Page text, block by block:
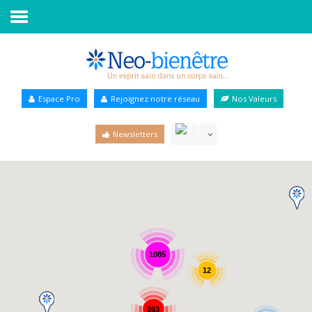
Annuaire Bien-être
Espace Pro Rejoignez notre réseau Nos Valeurs
Newsletters
1085
263
12